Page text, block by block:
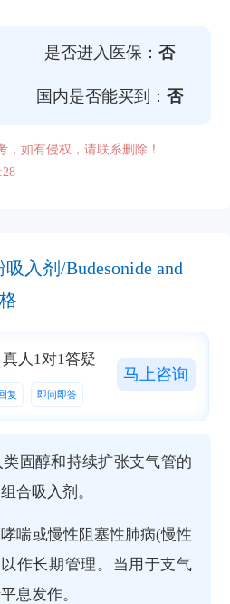
是否进入医保： 否
国内是否能买到： 否
如有侵权，请联系删除！
入剂/Budesonide and
人1对1答疑
复 即问即答
马上咨询
固醇和持续扩张支气管的
合吸入剂。
喘或慢性阻塞性肺病(慢性
作长期管理。当用于支气
息发作。